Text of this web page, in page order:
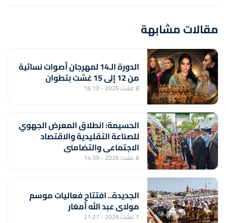
مقالات مشابهة
الدورة الـ14 لمهرجان أصوات نسائية
من 12 إلى 15 غشت بتطوان
8 غشت 2026 - 16:10
الحسيمة: انطلاق المعرض الجهوي
للصناعة التقليدية والاقتصاد
الاجتماعي والتضامني
8 غشت 2026 - 14:39
الجديدة.. افتتاح فعاليات موسم
مولاي عبد الله أمغار
7 غشت 2026 - 21:27